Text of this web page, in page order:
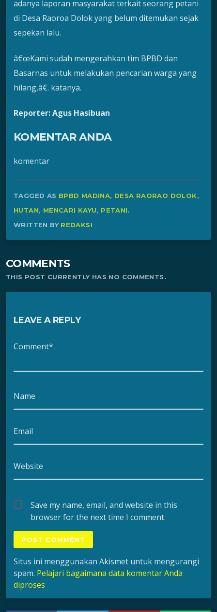
adanya laporan masyarakat terkait seorang petani
di Desa Raoroa Dolok yang belum ditemukan sejak
sepekan lalu.
â€œKami sudah mengerahkan tim BPBD dan
Basarnas untuk melakukan pencarian warga yang
hilang,â€. katanya.
Reporter: Agus Hasibuan
KOMENTAR ANDA
komentar
TAGGED AS BPBD MADINA, DESA RAORAO DOLOK,
HUTAN, MENCARI KAYU, PETANI.
WRITTEN BY REDAKSI
COMMENTS
THIS POST CURRENTLY HAS NO COMMENTS.
LEAVE A REPLY
Comment*
Name
Email
Website
Save my name, email, and website in this
browser for the next time I comment.
Situs ini menggunakan Akismet untuk mengurangi
spam. Pelajari bagaimana data komentar Anda
diproses